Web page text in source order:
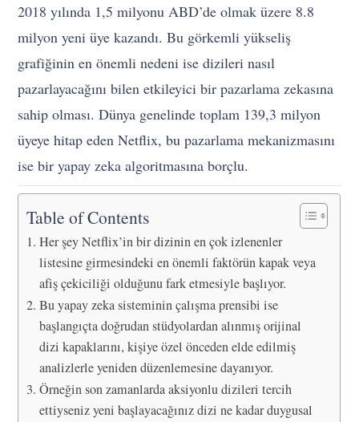
2018 yılında 1,5 milyonu ABD’de olmak üzere 8.8
milyon yeni üye kazandı. Bu görkemli yükseliş
grafiğinin en önemli nedeni ise dizileri nasıl
pazarlayacağını bilen etkileyici bir pazarlama zekasına
sahip olması. Dünya genelinde toplam 139,3 milyon
üyeye hitap eden Netflix, bu pazarlama mekanizmasını
ise bir yapay zeka algoritmasına borçlu.
Table of Contents
Her şey Netflix’in bir dizinin en çok izlenenler
listesine girmesindeki en önemli faktörün kapak veya
afiş çekiciliği olduğunu fark etmesiyle başlıyor.
Bu yapay zeka sisteminin çalışma prensibi ise
başlangıçta doğrudan stüdyolardan alınmış orijinal
dizi kapaklarını, kişiye özel önceden elde edilmiş
analizlerle yeniden düzenlemesine dayanıyor.
Örneğin son zamanlarda aksiyonlu dizileri tercih
ettiyseniz yeni başlayacağınız dizi ne kadar duygusal